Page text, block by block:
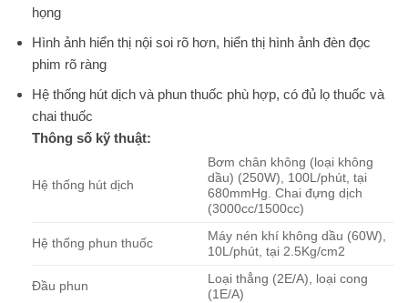
họng
Hình ảnh hiển thị nội soi rõ hơn, hiển thị hình ảnh đèn đọc
phim rõ ràng
Hệ thống hút dịch và phun thuốc phù hợp, có đủ lọ thuốc và
chai thuốc
Thông số kỹ thuật:
Hệ thống hút dịch
Bơm chân không (loại không
dầu) (250W), 100L/phút, tại
680mmHg. Chai đựng dịch
(3000cc/1500cc)
Hệ thống phun thuốc
Máy nén khí không dầu (60W),
10L/phút, tại 2.5Kg/cm2
Đầu phun
Loại thẳng (2E/A), loại cong
(1E/A)